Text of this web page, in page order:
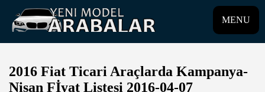
MENU
2016 Fiat Ticari Araçlarda Kampanya-
Nisan Fİyat Listesi 2016-04-07